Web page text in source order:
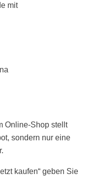
mit
Online-Shop stellt
sondern nur eine
kaufen“ geben Sie